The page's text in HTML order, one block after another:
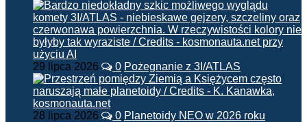
29 lipca 2026 0 Pożegnanie z 3I/ATLAS
28 lipca 2026 0 Planetoidy NEO w 2026 roku